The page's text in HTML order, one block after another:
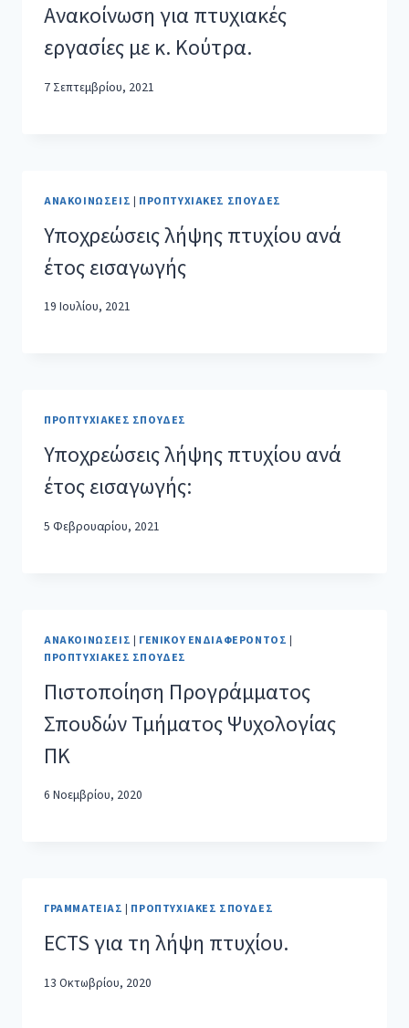
Ανακοίνωση για πτυχιακές
εργασίες με κ. Κούτρα.
7 Σεπτεμβρίου, 2021
ΑΝΑΚΟΙΝΏΣΕΙΣ | ΠΡΟΠΤΥΧΙΑΚΈΣ ΣΠΟΥΔΈΣ
Υποχρεώσεις λήψης πτυχίου ανά
έτος εισαγωγής
19 Ιουλίου, 2021
ΠΡΟΠΤΥΧΙΑΚΈΣ ΣΠΟΥΔΈΣ
Υποχρεώσεις λήψης πτυχίου ανά
έτος εισαγωγής:
5 Φεβρουαρίου, 2021
ΑΝΑΚΟΙΝΏΣΕΙΣ | ΓΕΝΙΚΟΎ ΕΝΔΙΑΦΈΡΟΝΤΟΣ |
ΠΡΟΠΤΥΧΙΑΚΈΣ ΣΠΟΥΔΈΣ
Πιστοποίηση Προγράμματος
Σπουδών Τμήματος Ψυχολογίας
ΠΚ
6 Νοεμβρίου, 2020
ΓΡΑΜΜΑΤΕΊΑΣ | ΠΡΟΠΤΥΧΙΑΚΈΣ ΣΠΟΥΔΈΣ
ECTS για τη λήψη πτυχίου.
13 Οκτωβρίου, 2020